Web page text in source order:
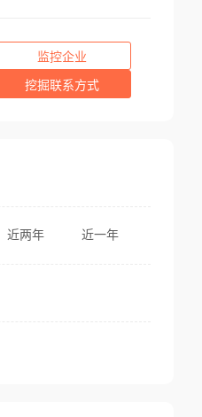
监控企业
挖掘联系方式
近两年 近一年